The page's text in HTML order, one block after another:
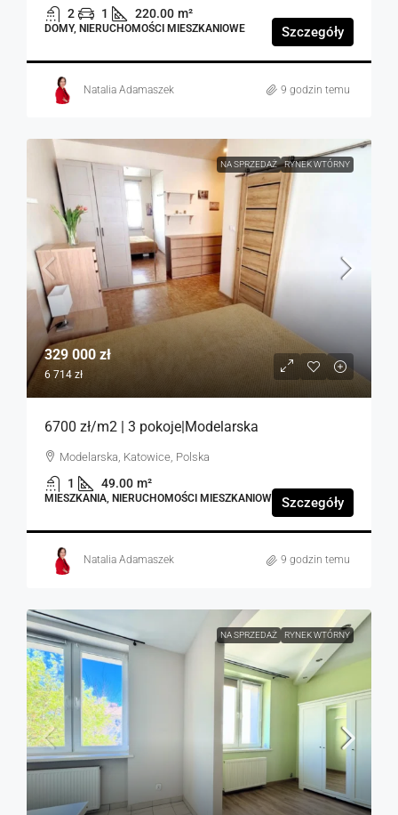
2 1 220.00 m²
DOMY, NIERUCHOMOŚCI MIESZKANIOWE Szczegóły
Natalia Adamaszek 9 godzin temu
NA SPRZEDAŻ RYNEK WTÓRNY
329 000 zł
6 714 zł
6700 zł/m2 | 3 pokoje|Modelarska
Modelarska, Katowice, Polska
1 49.00 m²
MIESZKANIA, NIERUCHOMOŚCI MIESZKANIOWE Szczegóły
Natalia Adamaszek 9 godzin temu
NA SPRZEDAŻ RYNEK WTÓRNY